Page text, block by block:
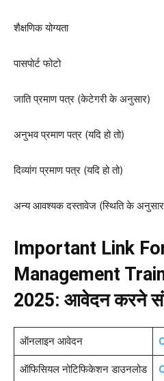
शैक्षणिक योग्यता
पासपोर्ट फोटो
जाति प्रमाण पत्र (केटेगरी के अनुसार)
अनुभव प्रमाण पत्र (यदि हो तो)
दिव्यांग प्रमाण पत्र (यदि हो तो)
अन्य आवश्यक दस्तावेज (स्थिति के
Important Link
Management
2025: आवेदन करने
ऑनलाइन आवेदन
ऑफिसियल नोटिफिकेशन डाउनलोड